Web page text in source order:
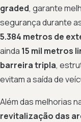
graded, garante
segurança durante
5.384 metros de
ainda 15 mil metros
barreira tripla,
evitam a saída de
Além das melhorias
revitalização das